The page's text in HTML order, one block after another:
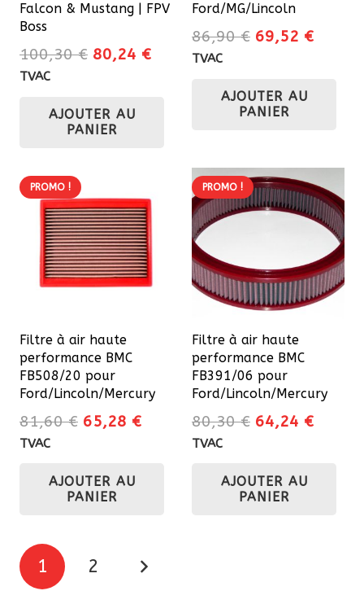
Falcon & Mustang | FPV
Boss
100,30€ Le
était :
100,30 €.
80,24 €Le
TVAC
AJOUTER AU
PANIER
Ford/MG/Lincoln
86,90€ Le
était :
86,90 €.
69,52 €Le
TVAC
AJOUTER AU
PANIER
PROMO !
Filtre à air haute
performance BMC
FB508/20 pour
Ford/Lincoln/Mercury
81,60€ Le
était :
81,60 €.
65,28 €Le
TVAC
AJOUTER AU
PANIER
PROMO !
Filtre à air haute
performance BMC
FB391/06 pour
Ford/Lincoln/Mercury
80,30€ Le
était :
80,30 €.
64,24 €Le
TVAC
AJOUTER AU
PANIER
Pagination
des
1 2